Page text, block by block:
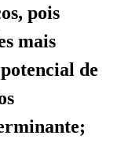
pois
mais
de